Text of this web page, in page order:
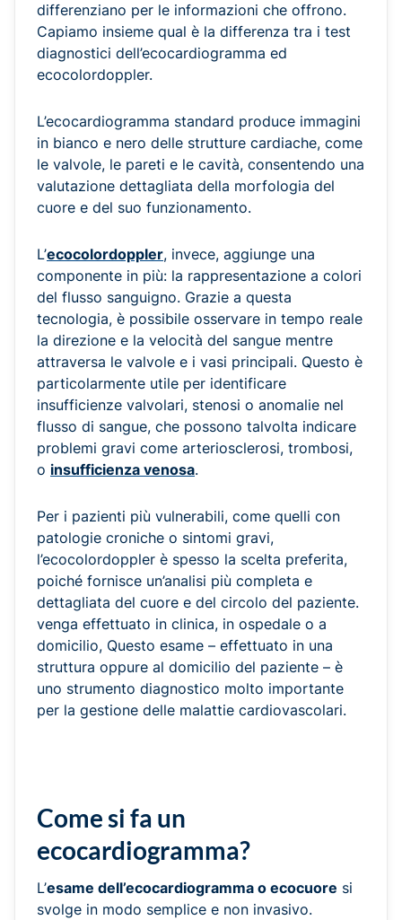
differenziano per le informazioni che offrono.
Capiamo insieme qual è la differenza tra i test
diagnostici dell’ecocardiogramma ed
ecocolordoppler.
L’ecocardiogramma standard produce immagini
in bianco e nero delle strutture cardiache, come
le valvole, le pareti e le cavità, consentendo una
valutazione dettagliata della morfologia del
cuore e del suo funzionamento.
L’ecocolordoppler, invece, aggiunge una
componente in più: la rappresentazione a colori
del flusso sanguigno. Grazie a questa
tecnologia, è possibile osservare in tempo reale
la direzione e la velocità del sangue mentre
attraversa le valvole e i vasi principali. Questo è
particolarmente utile per identificare
insufficienze valvolari, stenosi o anomalie nel
flusso di sangue, che possono talvolta indicare
problemi gravi come arteriosclerosi, trombosi,
o insufficienza venosa.
Per i pazienti più vulnerabili, come quelli con
patologie croniche o sintomi gravi,
l’ecocolordoppler è spesso la scelta preferita,
poiché fornisce un’analisi più completa e
dettagliata del cuore e del circolo del paziente.
venga effettuato in clinica, in ospedale o a
domicilio, Questo esame – effettuato in una
struttura oppure al domicilio del paziente – è
uno strumento diagnostico molto importante
per la gestione delle malattie cardiovascolari.
Come si fa un
ecocardiogramma?
L’esame dell’ecocardiogramma o ecocuore si
svolge in modo semplice e non invasivo.